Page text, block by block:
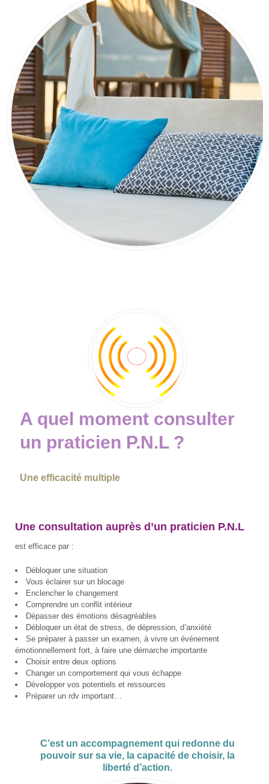
A quel moment consulter
un praticien P.N.L ?
Une efficacité multiple
Une consultation auprès d’un praticien P.N.L
est efficace par :
Débloquer une situation
Vous éclairer sur un blocage
Enclencher le changement
Comprendre un conflit intérieur
Dépasser des émotions désagréables
Débloquer un état de stress, de dépression, d’anxiété
Se préparer à passer un examen, à vivre un événement
émotionnellement fort, à faire une démarche importante
Choisir entre deux options
Changer un comportement qui vous échappe
Développer vos potentiels et ressources
Préparer un rdv important…
C’est un accompagnement qui redonne du
pouvoir sur sa vie, la capacité de choisir, la
liberté d’action.